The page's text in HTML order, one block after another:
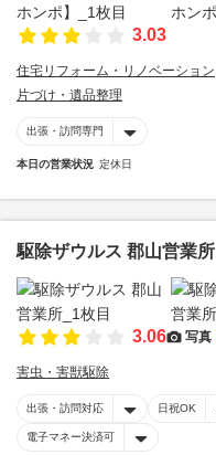
3.03
住宅リフォーム・リノベーション
片づけ・遺品整理
出張・訪問専門
本日の営業状況 定休日
駆除ザウルス 郡山営業所
3.06 写真
害虫・害獣駆除
出張・訪問対応 日祝OK
電子マネー決済可